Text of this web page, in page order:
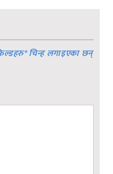
*चिन्ह लगाइएका छन्